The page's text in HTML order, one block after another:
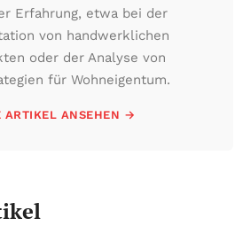
Erfahrung, etwa bei der
von handwerklichen
oder der Analyse von
für Wohneigentum.
ARTIKEL ANSEHEN →